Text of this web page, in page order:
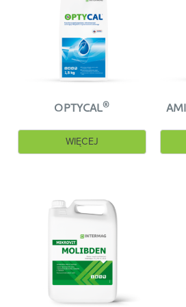
przed rozpoczęciem
wzmocnienia azotem (
W okresie formowania się
kilkakrotne dolistne
PLONVIT® KALI
lub
Ważną rolę w nawożeniu
także magnez i siarka (
mikroelementy, a zwłaszcza
fotosyntezę mangan (
lubMIKROVIT®
Dodatkowo przewidziano
stymulatorówTYTANIT
intensyfikacji fotosyntezy i
pokarmowych oraz
OPTYCAL®
WIĘCEJ